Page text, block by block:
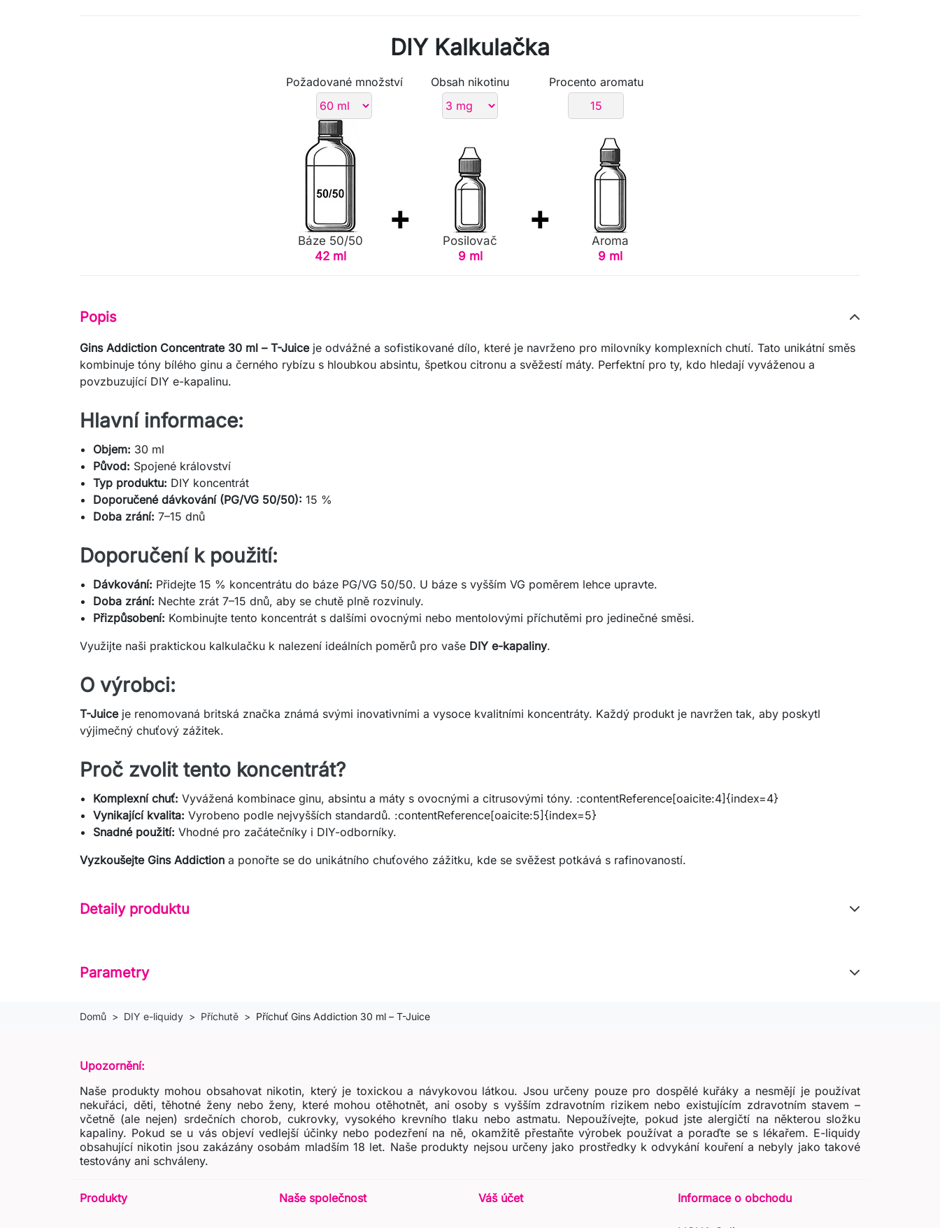
DIY Kalkulačka
Požadované množství Obsah nikotinu Procento aromatu
Báze 50/50
42 ml
Posilovač
9 ml
Aroma
9 ml
Popis
Gins Addiction Concentrate 30 ml – T-Juiceje odvážné a sofistikované dílo, které je navrženo pro milovníky komplexních chutí. Tato unikátní směs
kombinuje tóny bílého ginu a černého rybízu s hloubkou absintu, špetkou citronu a svěžestí máty. Perfektní pro ty, kdo hledají vyváženou a
povzbuzující DIY e-kapalinu.
Hlavní informace:
Objem: 30 ml
Původ: Spojené království
Typ produktu: DIY koncentrát
Doporučené dávkování (PG/VG 50/50): 15 %
Doba zrání: 7–15 dnů
Doporučení k použití:
Dávkování: Přidejte 15 % koncentrátu do báze PG/VG 50/50. U báze s vyšším VG poměrem lehce upravte.
Doba zrání: Nechte zrát 7–15 dnů, aby se chutě plně rozvinuly.
Přizpůsobení: Kombinujte tento koncentrát s dalšími ovocnými nebo mentolovými příchutěmi pro jedinečné směsi.
Využijte naši praktickou kalkulačku k nalezení ideálních poměrů pro vaše DIY e-kapaliny.
O výrobci:
T-Juiceje renomovaná britská značka známá svými inovativními a vysoce kvalitními koncentráty. Každý produkt je navržen tak, aby poskytl
výjimečný chuťový zážitek.
Proč zvolit tento koncentrát?
Komplexní chuť: Vyvážená kombinace ginu, absintu a máty s ovocnými a citrusovými tóny. :contentReference[oaicite:4]{index=4}
Vynikající kvalita: Vyrobeno podle nejvyšších standardů. :contentReference[oaicite:5]{index=5}
Snadné použití: Vhodné pro začátečníky i DIY-odborníky.
Vyzkoušejte Gins Addiction a ponořte se do unikátního chuťového zážitku, kde se svěžest potkává s rafinovaností.
Detaily produktu
Parametry
Domů DIY e-liquidy Příchutě Příchuť Gins Addiction 30 ml – T-Juice
Upozornění:
Naše produkty mohou obsahovat nikotin, který je toxickou a návykovou látkou. Jsou určeny pouze pro dospělé kuřáky a nesmějí je používat
nekuřáci, děti, těhotné ženy nebo ženy, které mohou otěhotnět, ani osoby s vyšším zdravotním rizikem nebo existujícím zdravotním stavem –
včetně (ale nejen) srdečních chorob, cukrovky, vysokého krevního tlaku nebo astmatu. Nepoužívejte, pokud jste alergičtí na některou složku
kapaliny. Pokud se u vás objeví vedlejší účinky nebo podezření na ně, okamžitě přestaňte výrobek používat a poraďte se s lékařem. E-liquidy
obsahující nikotin jsou zakázány osobám mladším 18 let. Naše produkty nejsou určeny jako prostředky k odvykání kouření a nebyly jako takové
testovány ani schváleny.
Produkty Naše společnost Váš účet Informace o obchodu